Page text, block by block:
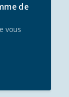
de
vous